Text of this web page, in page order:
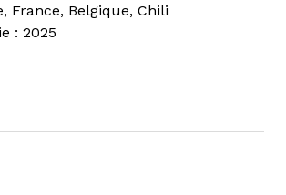
France, Belgique, Chili
: 2025